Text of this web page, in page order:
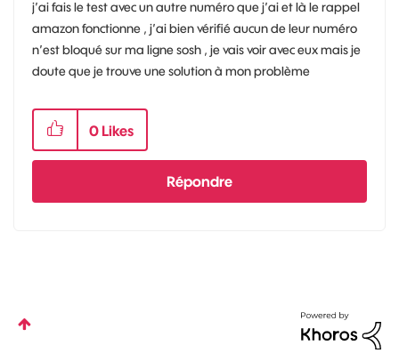
j’ai fais le test avec un autre numéro que j’ai et là le rappel
amazon fonctionne , j’ai bien vérifié aucun de leur numéro
n’est bloqué sur ma ligne sosh , je vais voir avec eux mais je
doute que je trouve une solution à mon problème
0 Likes
Répondre